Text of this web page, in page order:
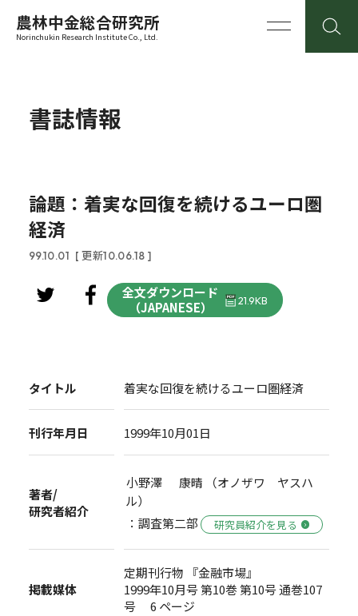
農林中金総合研究所
Norinchukin Research Institute Co., Ltd.
書誌情報
論題：着実な回復を続けるユーロ圏
経済
99.10.01 [ 更新10.06.18 ]
全文ダウンロード
（JAPANESE）
21.9KB
タイトル 着実な回復を続けるユーロ圏経済
刊行年月日 1999年10月01日
著者/
研究者紹介
小野澤 康晴 （オノザワ ヤスハ
ル）
：調査第二部
研究員紹介を見る
掲載媒体
定期刊行物 『金融市場』
1999年10月号 第10巻 第10号 通巻107
号 6 ページ